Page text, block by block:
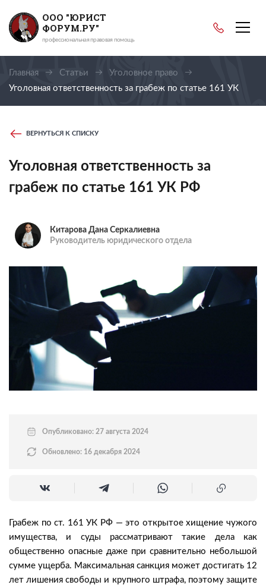
ООО "ЮРИСТ
ФОРУМ.РУ"
профессиональная правовая помощь
Главная Статьи
Уголовное право
Уголовная ответственность за грабеж по статье 161 УК
ВЕРНУТЬСЯ К СПИСКУ
Уголовная ответственность за
грабеж по статье 161 УК РФ
Китарова Дана Серкалиевна
Руководитель юридического отдела
Опубликовано: 27 августа 2024
Обновлено: 16 декабря 2024
Грабеж по ст. 161 УК РФ — это открытое хищение чужого
имущества, и суды рассматривают такие дела как
общественно опасные даже при сравнительно небольшой
сумме ущерба. Максимальная санкция может достигать 12
лет лишения свободы и крупного штрафа, поэтому защите